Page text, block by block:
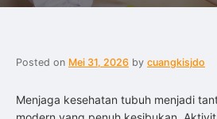
Posted on Mei 31, 2026 by cuangkisjdo
Menjaga kesehatan tubuh menjadi